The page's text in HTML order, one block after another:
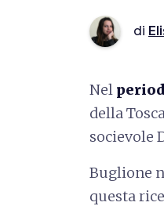
di
Nel
della
socievole
Buglione
questa